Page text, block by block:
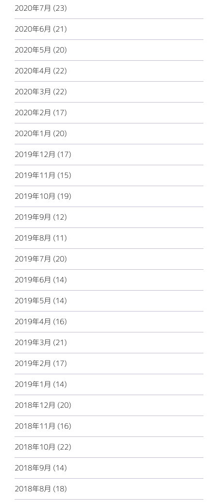
2020年7月 (23)
2020年6月 (21)
2020年5月 (20)
2020年4月 (22)
2020年3月 (22)
2020年2月 (17)
2020年1月 (20)
2019年12月 (17)
2019年11月 (15)
2019年10月 (19)
2019年9月 (12)
2019年8月 (11)
2019年7月 (20)
2019年6月 (14)
2019年5月 (14)
2019年4月 (16)
2019年3月 (21)
2019年2月 (17)
2019年1月 (14)
2018年12月 (20)
2018年11月 (16)
2018年10月 (22)
2018年9月 (14)
2018年8月 (18)